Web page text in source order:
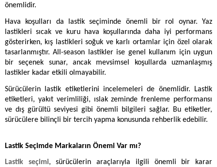
önemlidir.
Hava koşulları da lastik seçiminde önemli bir rol oynar. Yaz
lastikleri sıcak ve kuru hava koşullarında daha iyi performans
gösterirken, kış lastikleri soğuk ve karlı ortamlar için özel olarak
tasarlanmıştır. All-season lastikler ise genel kullanım için uygun
bir seçenek sunar, ancak mevsimsel koşullarda uzmanlaşmış
lastikler kadar etkili olmayabilir.
Sürücülerin lastik etiketlerini incelemeleri de önemlidir. Lastik
etiketleri, yakıt verimliliği, ıslak zeminde frenleme performansı
ve dış gürültü seviyesi gibi önemli bilgileri sağlar. Bu etiketler,
sürücülere bilinçli bir tercih yapma konusunda rehberlik edebilir.
Lastik Seçimde Markaların Önemi Var mı?
Lastik seçimi, sürücülerin araçlarıyla ilgili önemli bir karar